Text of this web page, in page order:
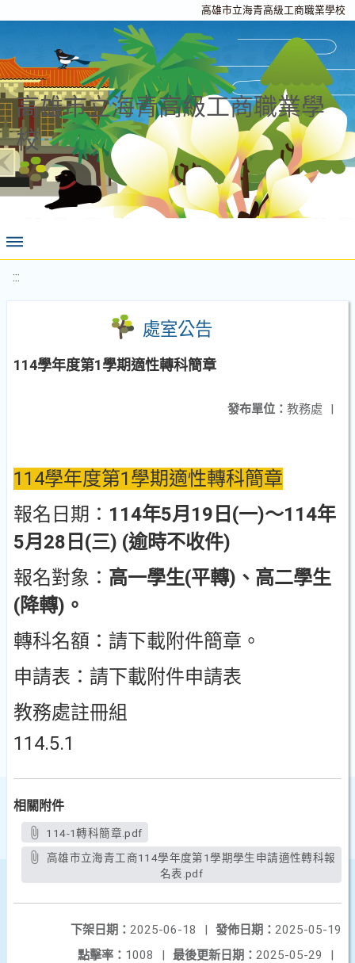
高雄市立海青高級工商職業學校
高雄市立海青高級工商職業學
校
:::
處室公告
114學年度第1學期適性轉科簡章
發布單位： 教務處 |
114學年度第1學期適性轉科簡章
報名日期： 114年5月19日(一)～114年
5月28日(三) (逾時不收件)
報名對象： 高一學生(平轉)、高二學生
(降轉)。
轉科名額：請下載附件簡章。
申請表：請下載附件申請表
教務處註冊組
114.5.1
相關附件
114-1轉科簡章.pdf
名表.pdf
發佈日期： 2025-05-19
下架日期： 2025-06-18
|
最後更新日期： 2025-05-29 |
點擊率： 1008 |